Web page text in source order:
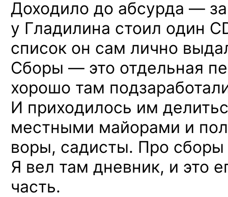
Доходило до абсурда —
у Гладилина стоил один
список он сам лично
Сборы — это отдельная
хорошо там
И приходилось им
местными майорами и
воры, садисты. Про
Я вел там дневник, и это
часть.